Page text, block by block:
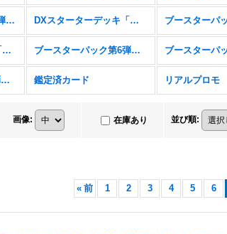
ブースターパック第10弾「Gods of the Arcana」 DXスターターデッキ「学院に咲く双華」「武なる雷鳴」
コラボパック&デッキ「アイドルマスター シンデレラガールズ」 ブースターパック第6弾「絶対なる覇者」
ブースターパック第4弾「天星神話」 鑑定済カード リアルプロモ
画像: 在庫あり 並び順:
« 前 1 2 3 4 5 6